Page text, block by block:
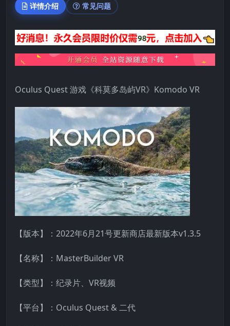
详情介绍 常见问题
Oculus Quest 游戏《科莫多岛屿VR》Komodo VR
【版本】：2022年6月21号更新商店最新版本v1.3.5
【名称】：MasterBuilder VR
【类型】：纪录片、VR视频
【平台】：Oculus Quest & 二代